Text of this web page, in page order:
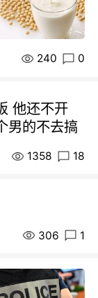
240 0
他还不开
男的不去搞
1358 18
306 1